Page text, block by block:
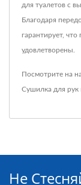
для туалетов с
Благодаря
гарантирует,
удовлетворены.
Посмотрите на
Сушилка для рук
Не